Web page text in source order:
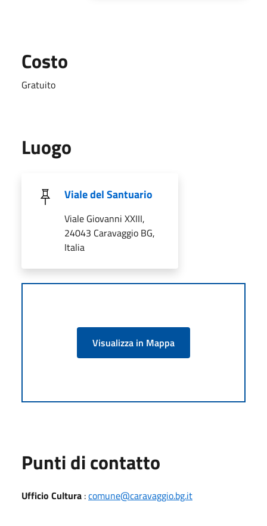
Costo
Gratuito
Luogo
Viale del Santuario
Viale Giovanni XXIII,
24043 Caravaggio BG,
Italia
Visualizza in Mappa
Punti di contatto
Ufficio Cultura :comune@caravaggio.bg.it